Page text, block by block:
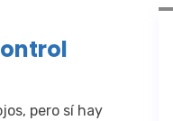
pero sí hay